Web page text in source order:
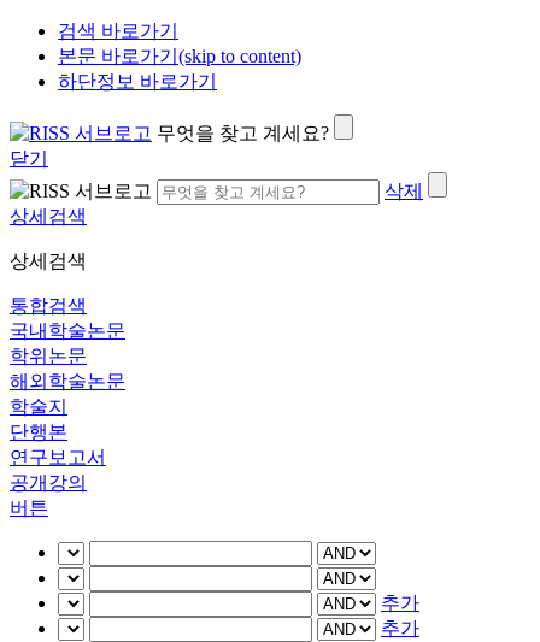
검색 바로가기
본문 바로가기(skip to content)
하단정보 바로가기
무엇을 찾고 계세요?
닫기
삭제
상세검색
상세검색
통합검색
국내학술논문
학위논문
해외학술논문
학술지
단행본
연구보고서
공개강의
버튼
추가
추가